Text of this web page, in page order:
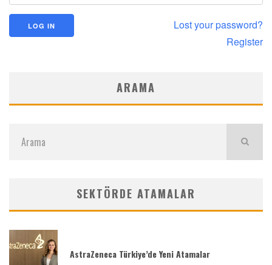
Lost your password?
Register
ARAMA
SEKTÖRDE ATAMALAR
AstraZeneca Türkiye’de Yeni Atamalar